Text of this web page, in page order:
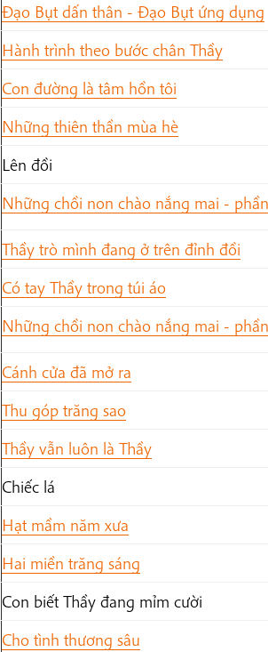
Đạo Bụt dấn thân - Đạo Bụt ứng dụng
Hành trình theo bước chân Thầy
Con đường là tâm hồn tôi
Những thiên thần mùa hè
Lên đồi
Những chồi non chào nắng mai -
Thầy trò mình đang ở trên đỉnh đồi
Có tay Thầy trong túi áo
Những chồi non chào nắng mai -
Cánh cửa đã mở ra
Thu góp trăng sao
Thầy vẫn luôn là Thầy
Chiếc lá
Hạt mầm năm xưa
Hai miền trăng sáng
Con biết Thầy đang mỉm cười
Cho tình thương sâu